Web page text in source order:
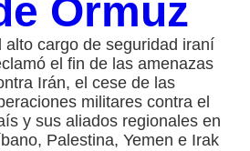
Ormuz
alto cargo de seguridad iraní
el fin de las amenazas
Irán, el cese de las
militares contra el
y sus aliados regionales en
Palestina, Yemen e Irak